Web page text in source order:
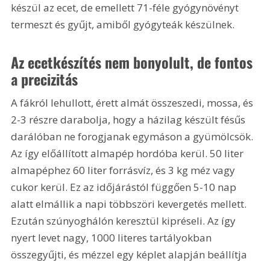
készül az ecet, de emellett 71-féle gyógynövényt
termeszt és gyűjt, amiből gyógyteák készülnek.
Az ecetkészítés nem bonyolult, de fontos
a precizitás
A fákról lehullott, érett almát összeszedi, mossa, és
2-3 részre darabolja, hogy a házilag készült fésűs
darálóban ne forogjanak egymáson a gyümölcsök.
Az így előállított almapép hordóba kerül. 50 liter
almapéphez 60 liter forrásvíz, és 3 kg méz vagy
cukor kerül. Ez az időjárástól függően 5-10 nap
alatt elmállik a napi többszöri kevergetés mellett.
Ezután szúnyoghálón keresztül kipréseli. Az így
nyert levet nagy, 1000 literes tartályokban
összegyűjti, és mézzel egy képlet alapján beállítja